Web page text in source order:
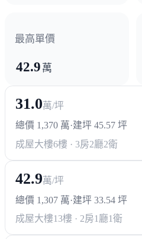
最高單價
42.9 萬
31.0萬/坪
總價 1,370 萬·建坪 45.57 坪
成屋大樓6樓 · 3房2廳2衛
42.9萬/坪
總價 1,307 萬·建坪 33.54 坪
成屋大樓13樓 · 2房1廳1衛